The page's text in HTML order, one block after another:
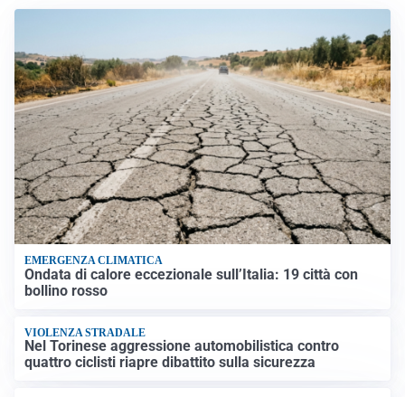
EMERGENZA CLIMATICA
Ondata di calore eccezionale sull’Italia: 19 città con
bollino rosso
VIOLENZA STRADALE
Nel Torinese aggressione automobilistica contro
quattro ciclisti riapre dibattito sulla sicurezza